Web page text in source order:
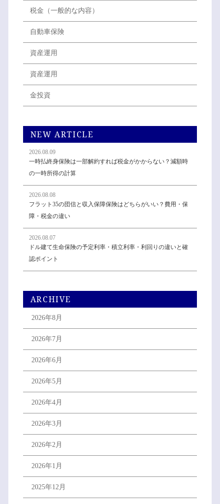
税金（一般的な内容）
自動車保険
資産運用
資産運用
金投資
NEW ARTICLE
2026.08.09
一時払終身保険は一部解約すれば税金がかからない？減額時
の一時所得の計算
2026.08.08
フラット35の団信と収入保障保険はどちらがいい？費用・保
障・税金の違い
2026.08.07
ドル建て生命保険の予定利率・積立利率・利回りの違いと確
認ポイント
ARCHIVE
2026年8月
2026年7月
2026年6月
2026年5月
2026年4月
2026年3月
2026年2月
2026年1月
2025年12月